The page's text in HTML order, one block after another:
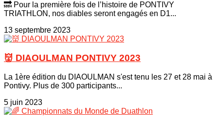
🔜 Pour la première fois de l’histoire de PONTIVY
TRIATHLON, nos diables seront engagés en D1...
13 septembre 2023
👹 DIAOULMAN PONTIVY 2023
La 1ère édition du DIAOULMAN s'est tenu les 27 et 28 mai à
Pontivy. Plus de 300 participants...
5 juin 2023